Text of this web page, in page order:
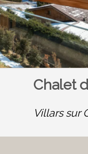
Chalet
Villars sur